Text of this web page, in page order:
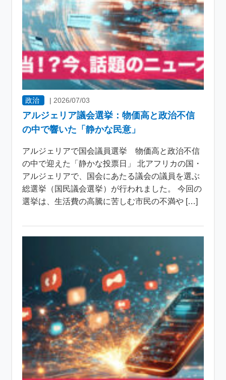
政治 | 2026/07/03
アルジェリア議会選挙：物価高と政治不信
の中で響いた「静かな民意」
アルジェリアで国会議員選挙 物価高と政治不信
の中で迎えた「静かな投票日」 北アフリカの国・
アルジェリアで、国会にあたる議会の議員を選ぶ
総選挙（国民議会選挙）が行われました。 今回の
選挙は、生活費の高騰に苦しむ市民の不満や […]